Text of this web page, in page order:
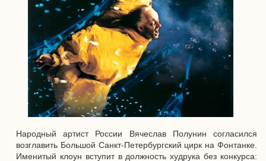
Народный артист России Вячеслав Полунин согласился
возглавить Большой Санкт-Петербургский цирк на Фонтанке.
Именитый клоун вступит в должность худрука без конкурса: